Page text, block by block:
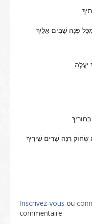
פִּנָּה שָׁבִים אֵלַיִךְ
יַעֲלֶה
שְׂחוֹק רִנָּה שָׁרִים שִׁירָיִךְ
Inscrivez-vous ou
commentaire